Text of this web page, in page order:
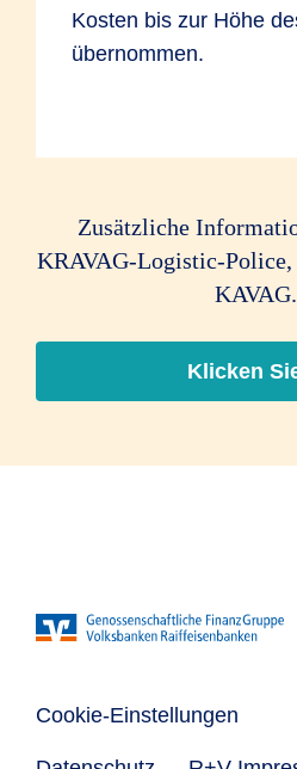
Kosten bis zur Höhe
übernommen.
Zusätzliche
KRAVAG-Logistic-
Klicken
Cookie-Einstellungen